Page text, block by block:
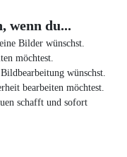
wenn du...
Bilder wünschst.
möchtest.
wünschst.
bearbeiten möchtest.
schafft und sofort